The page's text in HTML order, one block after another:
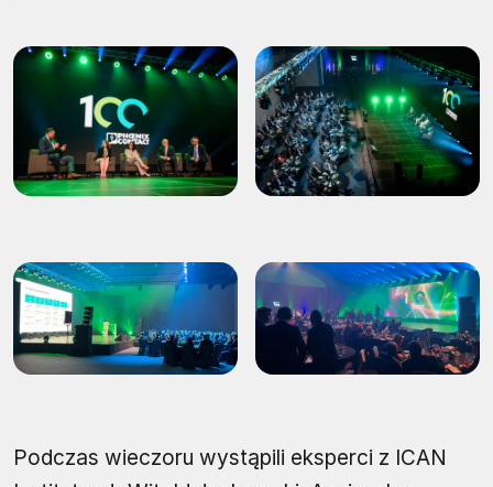
Podczas wieczoru wystąpili eksperci z ICAN